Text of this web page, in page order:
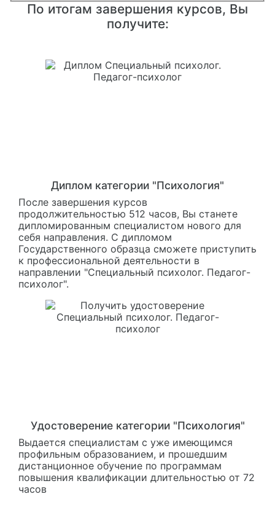
По итогам завершения курсов, Вы
получите:
Диплом категории "Психология"
После завершения курсов
продолжительностью 512 часов, Вы станете
дипломированным специалистом нового для
себя направления. С дипломом
Государственного образца сможете приступить
к профессиональной деятельности в
направлении "Специальный психолог. Педагог-
психолог".
Удостоверение категории "Психология"
Выдается специалистам с уже имеющимся
профильным образованием, и прошедшим
дистанционное обучение по программам
повышения квалификации длительностью от 72
часов